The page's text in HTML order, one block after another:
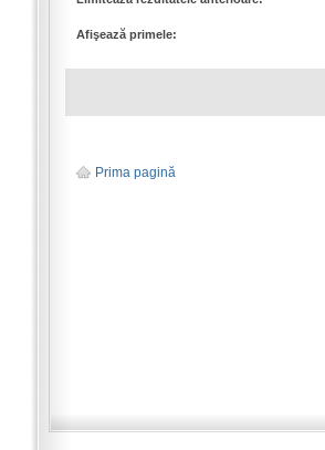
Afişează primele:
Prima pagină